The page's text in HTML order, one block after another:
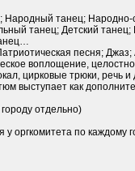
танец;
танец; Детский
песня;
воплощение,
цирковые трюки, речь
выступает как
отдельно)
оргкомитета по каждому